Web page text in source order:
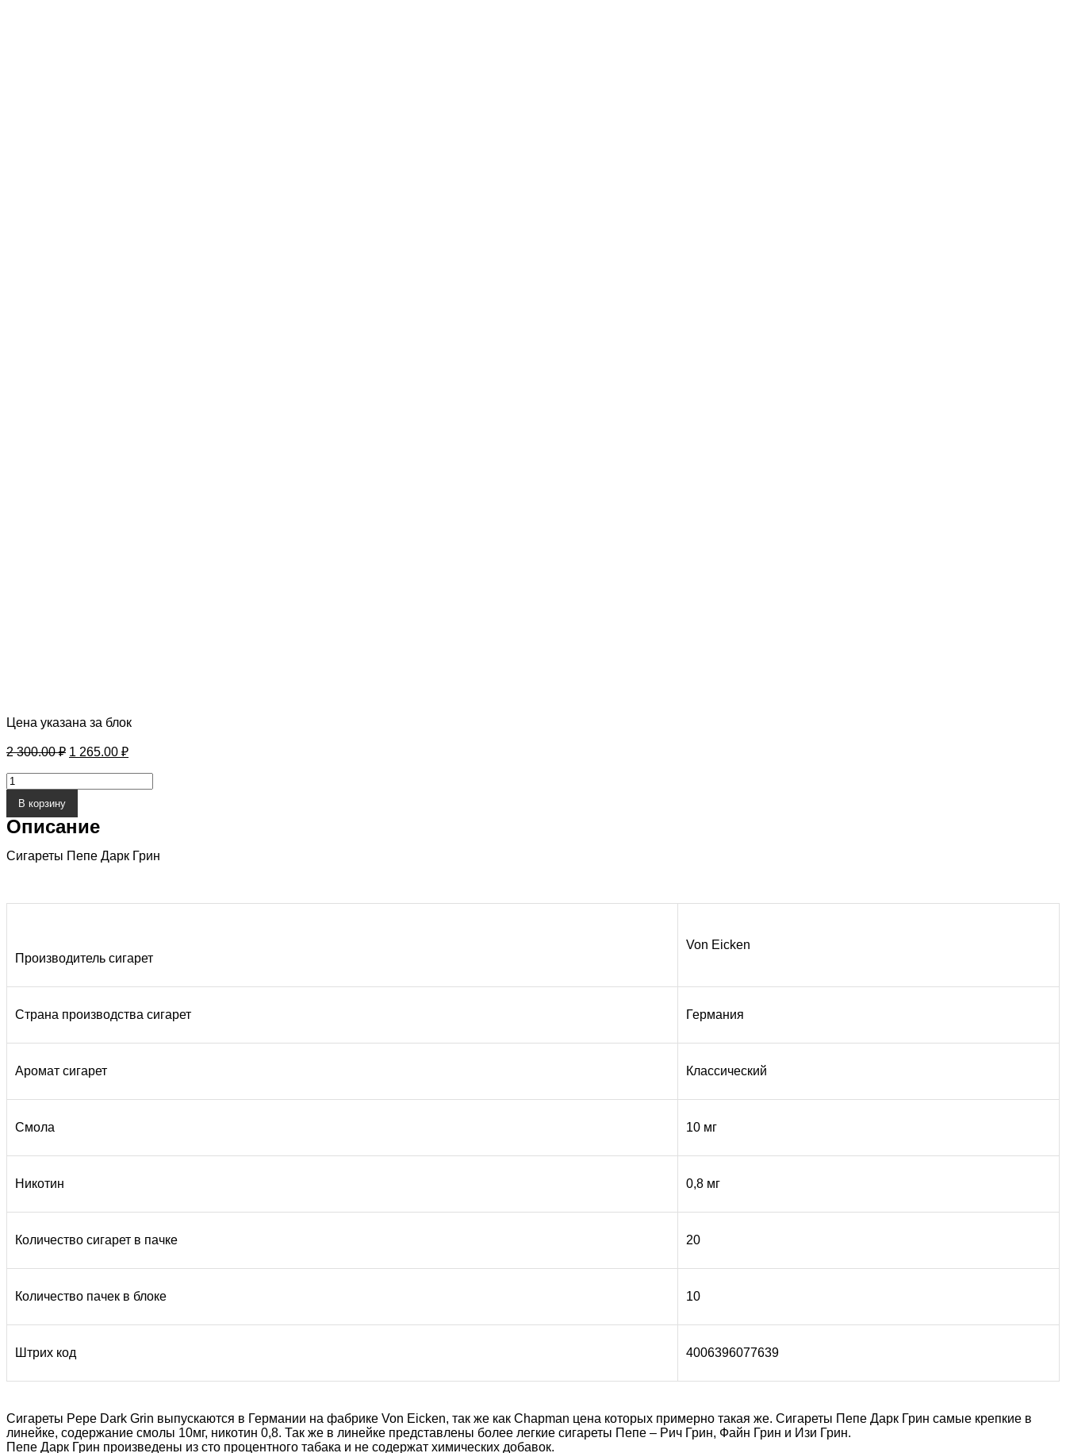
Цена указана за блок
2 300.00₽ Первоначальная
составляла
2
1 265.00 ₽Текущая
1
265.00 ₽.
Количество
товара
Сигареты
Пепе
Дарк
Грин
(Pepe
В корзину
Описание
Сигареты Пепе Дарк Грин
Производитель сигарет
Von Eicken
Страна производства сигарет Германия
Аромат сигарет Классический
Смола 10 мг
Никотин 0,8 мг
Количество сигарет в пачке 20
Количество пачек в блоке 10
Штрих код 4006396077639
Сигареты Pepe Dark Grin выпускаются в Германии на фабрике Von Eicken, так же как Chapman цена которых примерно такая же. Сигареты Пепе Дарк Грин самые крепкие в
линейке, содержание смолы 10мг, никотин 0,8. Так же в линейке представлены более легкие сигареты Пепе – Рич Грин, Файн Грин и Изи Грин.
Пепе Дарк Грин произведены из сто процентного табака и не содержат химических добавок.